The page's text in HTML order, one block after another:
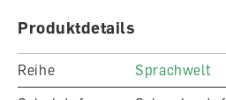
Produktdetails
Reihe
Sprachwelt